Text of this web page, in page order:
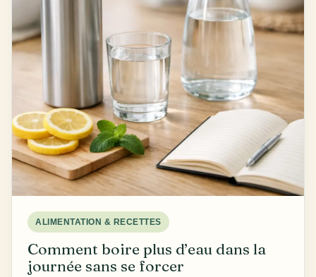
ALIMENTATION & RECETTES
Comment boire plus d’eau dans la
journée sans se forcer